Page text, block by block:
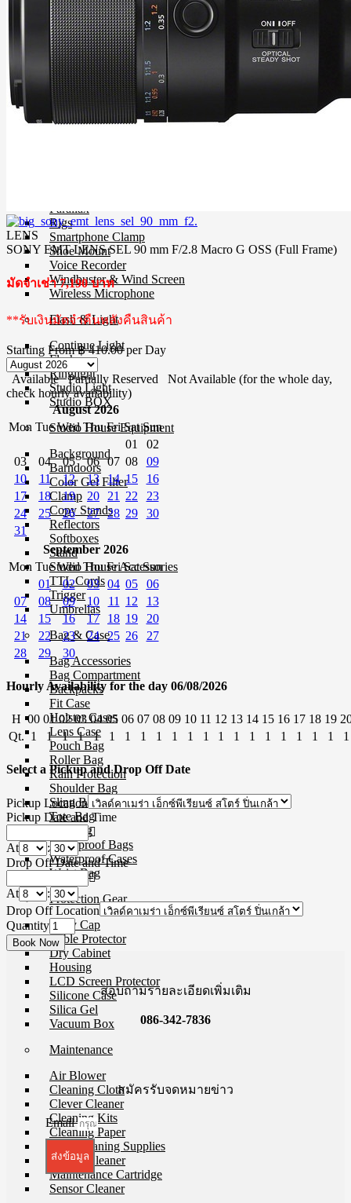
Action Camera Accessories
Pole & Boompole
Connector Cable
Control Cable
Dollies
Drone Accessories
Gimbals & Accessories
Headphone
Live Streaming Device
Parallax
Rigs
Smartphone Clamp
Shoe Mount
Voice Recorder
Windbuster & Wind Screen
Wireless Microphone
Flash & Light
Continue Light
Flash
Ringlight
Studio Light
Studio BOX
Studio House Equipment
Background
Barndoors
Color Gel Filter
Clamp
Copy Stands
Reflectors
Softboxes
Stand
Studio House Accessories
TTL Cords
Trigger
Umbrellas
Bag & Case
Bag Accessories
Bag Compartment
Backpacks
Fit Case
Holster Cases
Lens Case
Pouch Bag
Roller Bag
Rain Protection
Shoulder Bag
Sling Bags
Tote Bag
Wet Bag
Waterproof Bags
Waterproof Cases
Waist Bag
Protection Gear
Body Cap
Cable Protector
Dry Cabinet
Housing
LCD Screen Protector
Silicone Case
Silica Gel
Vacuum Box
Maintenance
Air Blower
Cleaning Cloth
Clever Cleaner
Cleaning Kits
Cleaning Paper
Film Cleaning Supplies
Lenses Cleaner
Maintenance Cartridge
Sensor Cleaner
LENS
SONY EMT LENS SEL 90 mm F/2.8 Macro G OSS (Full Frame)
มัดจำเช่า 7,190 บาท
**รับเงินมัดจำคืนหลังคืนสินค้า
Starting From ฿ 410.00 per Day
Available Partially Reserved
Not Available (for the whole day,
check hourly availability)
August 2026
Mon Tue Wed Thu Fri Sat Sun
01
02
03
04 05 06 07 08
09
10
11 12 13 14 15
16
17
18 19 20 21 22
23
24
25 26 27 28 29
30
31
September 2026
Mon Tue Wed Thu Fri Sat Sun
01
02 03 04 05
06
07
08 09 10 11 12
13
14
15 16 17 18 19
20
21
22 23 24 25 26
27
28
29 30
Hourly Availability for the day 06/08/2026
H 00 01 02 03 04 05 06 07 08 09 10 11 12 13 14 15 16 17 18 19
Qt. 1 1 1 1 1 1 1 1 1 1 1 1 1 1 1 1 1 1 1 1 1
Select a Pickup and Drop Off Date
Pickup Location
Pickup Date and Time
At
:
Drop Off Date and Time
At
:
Drop Off Location
Quantity
สอบถามรายละเอียดเพิ่มเติม
086-342-7836
สมัครรับจดหมายข่าว
Email
ส่งข้อมูล